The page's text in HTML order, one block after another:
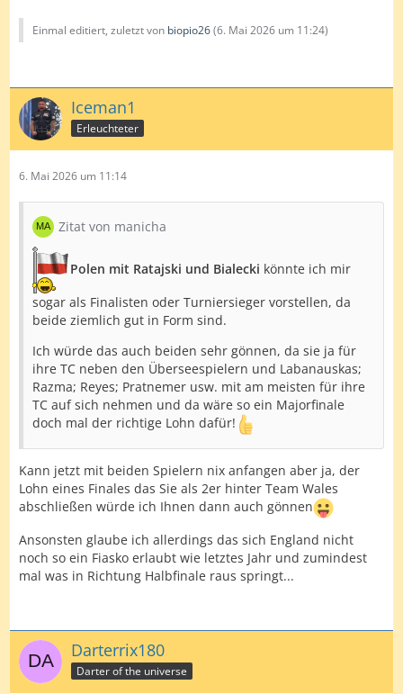
Einmal editiert, zuletzt von biopio26(6. Mai 2026 um 11:24)
Iceman1
Erleuchteter
6. Mai 2026 um 11:14
Zitat von manicha
Polen mit Ratajski und Bialecki könnte ich mir
sogar als Finalisten oder Turniersieger vorstellen, da
beide ziemlich gut in Form sind.
Ich würde das auch beiden sehr gönnen, da sie ja für
ihre TC neben den Überseespielern und Labanauskas;
Razma; Reyes; Pratnemer usw. mit am meisten für ihre
TC auf sich nehmen und da wäre so ein Majorfinale
doch mal der richtige Lohn dafür!
Kann jetzt mit beiden Spielern nix anfangen aber ja, der
Lohn eines Finales das Sie als 2er hinter Team Wales
abschließen würde ich Ihnen dann auch gönnen
Ansonsten glaube ich allerdings das sich England nicht
noch so ein Fiasko erlaubt wie letztes Jahr und zumindest
mal was in Richtung Halbfinale raus springt...
Darterrix180
Darter of the universe